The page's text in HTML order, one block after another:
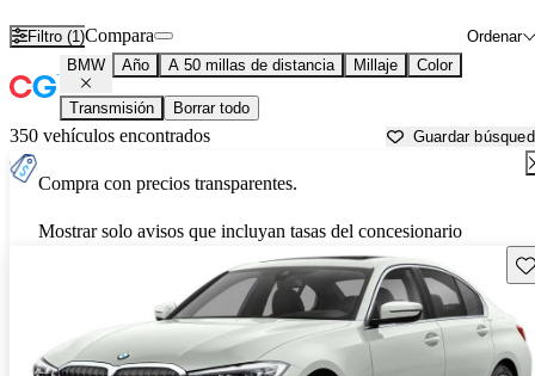
Filtro (1) Ordenar
Compara
BMW Año A 50 millas de distancia Millaje Color
Transmisión Borrar todo
350 vehículos encontrados Guardar
Compra con precios transparentes.
Mostrar solo avisos que incluyan tasas del concesionario